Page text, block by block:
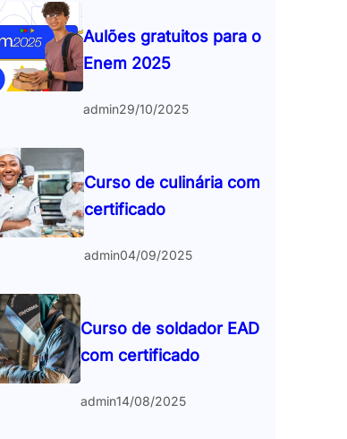
Aulões gratuitos para o
Enem 2025
admin29/10/2025
Curso de culinária com
certificado
admin04/09/2025
Curso de soldador EAD
com certificado
admin14/08/2025